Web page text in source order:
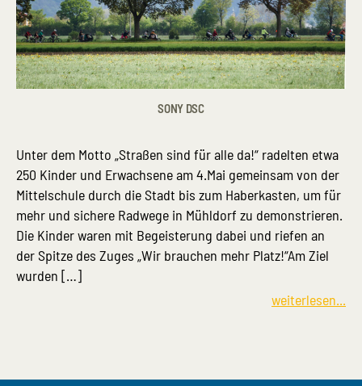
SONY DSC
Unter dem Motto „Straßen sind für alle da!“ radelten etwa
250 Kinder und Erwachsene am 4.Mai gemeinsam von der
Mittelschule durch die Stadt bis zum Haberkasten, um für
mehr und sichere Radwege in Mühldorf zu demonstrieren.
Die Kinder waren mit Begeisterung dabei und riefen an
der Spitze des Zuges „Wir brauchen mehr Platz!“Am Ziel
wurden […]
weiterlesen...